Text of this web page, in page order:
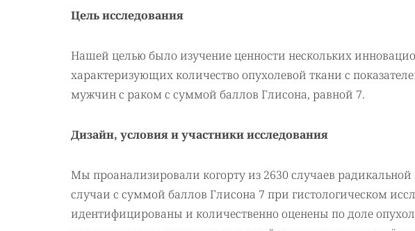
Цель исследования
Нашей целью было изучение ценности нескольких
характеризующих количество опухолевой ткани с
мужчин с раком с суммой баллов Глисона, равной 7.
Дизайн, условия и участники исследования
Мы проанализировали когорту из 2630 случаев радикальной
случаи с суммой баллов Глисона 7 при гистологическом
идентифицированы и количественно оценены по доле